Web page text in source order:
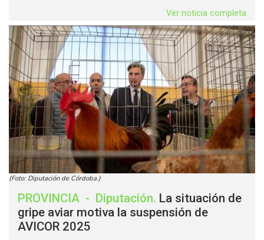
Ver noticia completa
(Foto: Diputación de Córdoba.)
PROVINCIA - Diputación. La situación de
gripe aviar motiva la suspensión de
AVICOR 2025